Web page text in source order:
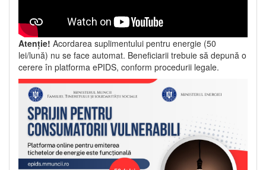
Atenție! Acordarea suplimentului pentru energie (50
lei/lună) nu se face automat. Beneficiarii trebuie să depună o
cerere în platforma ePIDS, conform procedurii legale.